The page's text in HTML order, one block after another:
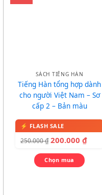
SÁCH TIẾNG HÀN
Tiếng Hàn tổng hợp dành
cho người Việt Nam – Sơ
cấp 2 – Bản màu
250.000₫ 200.000 ₫
Chọn mua